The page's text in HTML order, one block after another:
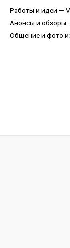
Работы и идеи —
Анонсы и обзоры
Общение и фото